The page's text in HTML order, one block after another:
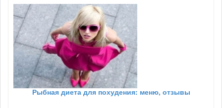
Рыбная диета для похудения: меню, отзывы